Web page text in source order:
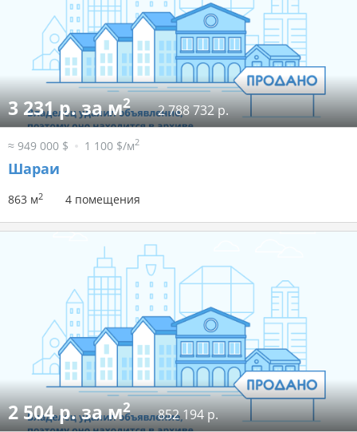
3 231 р. за м2 2 788 732 р.
≈ 949 000 $ 1 100 $/м2
Шараи
863 м2 4 помещения
2 504 р. за м2 852 194 р.